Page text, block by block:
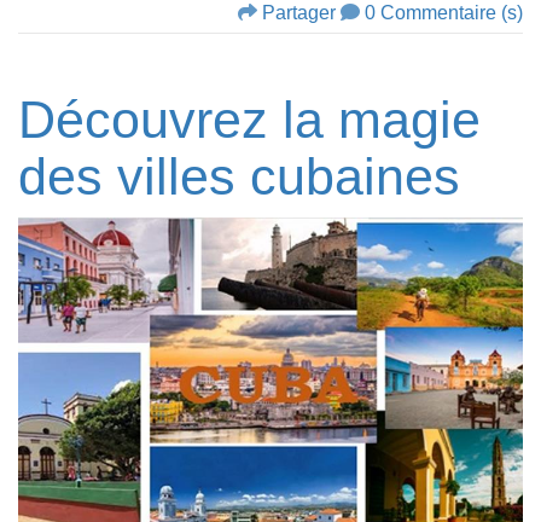
Partager 0 Commentaire (s)
Découvrez la magie
des villes cubaines